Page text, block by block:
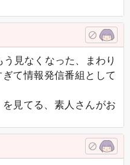
う見なくなった、まわり
て情報発信番組として
見てる、素人さんがお